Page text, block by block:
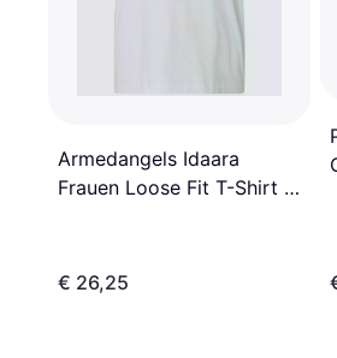
Armedangels Idaara
Frauen Loose Fit T-Shirt -
€ 26,25